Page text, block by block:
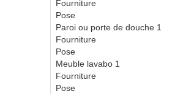
Fourniture
Pose
Paroi ou porte de douche 1
Fourniture
Pose
Meuble lavabo 1
Fourniture
Pose